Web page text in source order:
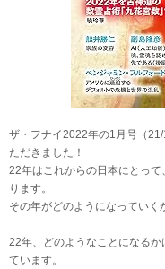
ザ・フナイ2022年の1月号（
ただきました！
22年はこれからの日本にとっ
ります。
その年がどのようになっていく
22年、どのようなことになる
ています。